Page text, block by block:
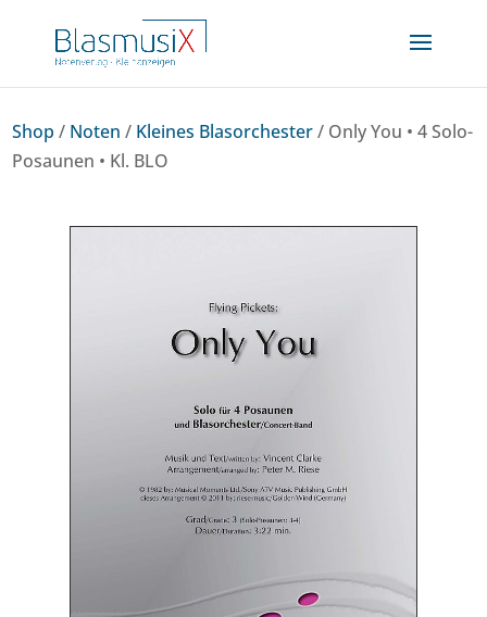
Shop / Noten / Kleines Blasorchester/ Only You • 4 Solo-
Posaunen • Kl. BLO